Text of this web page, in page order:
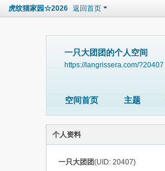
虎纹猫家园☆2026 返回首页
一只大团团的个人空间
https://langrissera.com/?20407
空间首页 主题
个人资料
一只大团团(UID: 20407)